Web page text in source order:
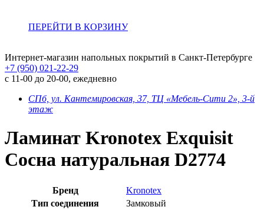
ПЕРЕЙТИ В КОРЗИНУ
Интернет-магазин напольных покрытий в Санкт-Петербурге
+7 (950) 021-22-29
с 11-00 до 20-00, ежедневно
СПб, ул. Кантемировская, 37, ТЦ «Мебель-Сити 2», 3-й
этаж
Ламинат Kronotex Exquisit
Сосна натуральная D2774
Бренд
Kronotex
Тип соединения
Замковый